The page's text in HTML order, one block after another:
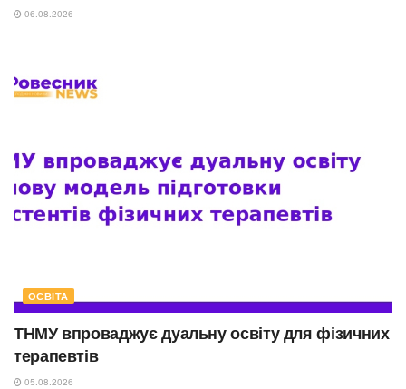
06.08.2026
ОСВІТА
ТНМУ впроваджує дуальну освіту для фізичних
терапевтів
05.08.2026